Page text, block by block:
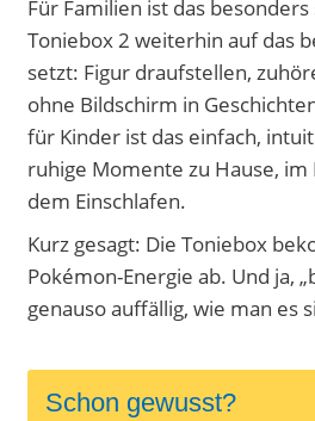
Für Familien ist das
Toniebox 2 weiterhin auf das
setzt: Figur draufstellen,
ohne Bildschirm in
für Kinder ist das einfach,
ruhige Momente zu Hause,
dem Einschlafen.
Kurz gesagt: Die Toniebox
Pokémon-Energie ab. Und ja,
genauso auffällig, wie man es
Schon gewusst?